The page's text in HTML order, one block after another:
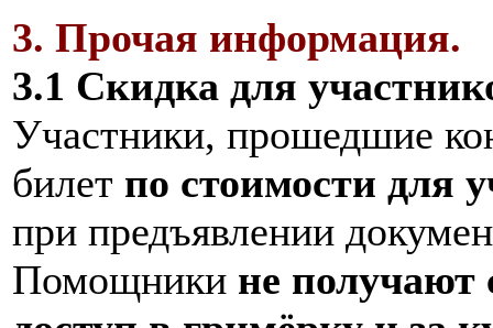
3. Прочая информация.
3.1 Скидка для
Участники, прошедшие
билет по стоимости для
при предъявлении
Помощники не получают